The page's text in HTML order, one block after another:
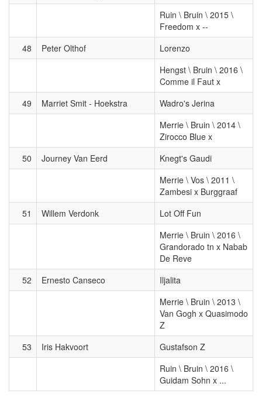
Ruin \ Bruin \ 2015 \
Freedom x --
48
Peter Olthof
Lorenzo
Hengst \ Bruin \ 2016 \
Comme il Faut x
49
Marriet Smit - Hoekstra
Wadro's Jerina
Merrie \ Bruin \ 2014 \
Zirocco Blue x
50
Journey Van Eerd
Knegt's Gaudi
Merrie \ Vos \ 2011 \
Zambesi x Burggraaf
51
Willem Verdonk
Lot Off Fun
Merrie \ Bruin \ 2016 \
Grandorado tn x Nabab
De Reve
52
Ernesto Canseco
Iljalita
Merrie \ Bruin \ 2013 \
Van Gogh x Quasimodo
Z
53
Iris Hakvoort
Gustafson Z
Ruin \ Bruin \ 2016 \
Guidam Sohn x ...